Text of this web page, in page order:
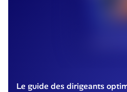
Le guide des dirigeants